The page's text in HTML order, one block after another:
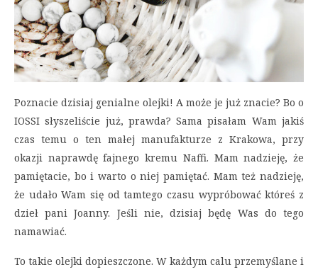
Poznacie dzisiaj genialne olejki! A może je już znacie? Bo o
IOSSI słyszeliście już, prawda? Sama pisałam Wam jakiś
czas temu o ten małej manufakturze z Krakowa, przy
okazji naprawdę fajnego kremu Naffi. Mam nadzieję, że
pamiętacie, bo i warto o niej pamiętać. Mam też nadzieję,
że udało Wam się od tamtego czasu wypróbować któreś z
dzieł pani Joanny. Jeśli nie, dzisiaj będę Was do tego
namawiać.
To takie olejki dopieszczone. W każdym calu przemyślane i